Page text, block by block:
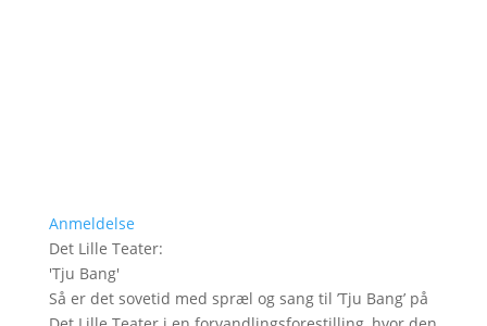
Anmeldelse
Det Lille Teater:
'Tju Bang'
Så er det sovetid med spræl og sang til ’Tju Bang’ på